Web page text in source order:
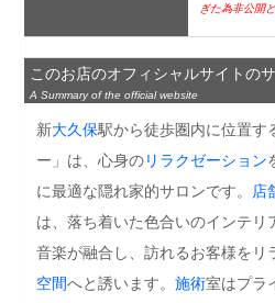
ぎた為非公開
このお店のオフィシャルサイトの
A Summary of the official website
新大久保駅から徒歩圏内に位置す
ー」は、心身のリラクゼーション
に最適な隠れ家的サロンです。
店
は、落ち着いた色合いのインテリ
音楽が融合し、訪れるお客様をリ
空間へと誘います。 施術室はプラ